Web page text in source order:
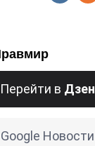
Перейти в Дзен
Google Новости